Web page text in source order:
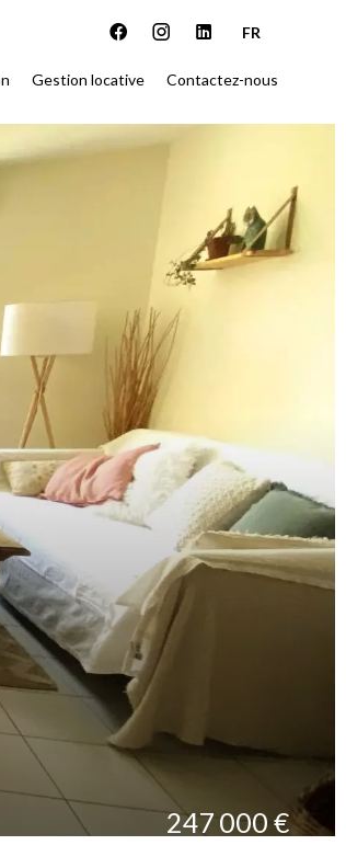
FR
Gestion locative Contactez-nous
247 000 €